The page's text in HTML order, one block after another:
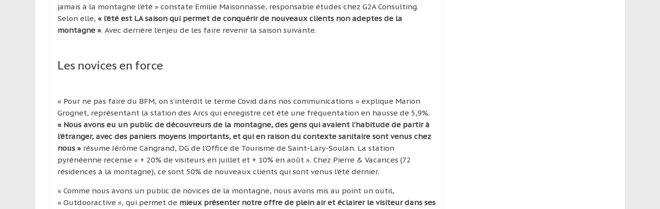
jamais à la montagne l’été » constate Emilie Maisonnasse, responsable études chez G2A Consulting.
Selon elle, « l’été est LA saison qui permet de conquérir de nouveaux clients non adeptes de la
montagne ». Avec derrière l’enjeu de les faire revenir la saison suivante.
Les novices en force
« Pour ne pas faire du BFM, on s’interdit le terme Covid dans nos communications » explique Marion
Grognet, représentant la station des Arcs qui enregistre cet été une fréquentation en hausse de 5,9%.
« Nous avons eu un public de découvreurs de la montagne, des gens qui avaient l’habitude de partir à
l’étranger, avec des paniers moyens importants, et qui en raison du contexte sanitaire sont venus chez
nous » résume Jérôme Cangrand, DG de l’Office de Tourisme de Saint-Lary-Soulan. La station
pyrénéenne recense « + 20% de visiteurs en juillet et + 10% en août ». Chez Pierre & Vacances (72
résidences à la montagne), ce sont 50% de nouveaux clients qui sont venus l’été dernier.
« Comme nous avons un public de novices de la montagne, nous avons mis au point un outil,
« Outdooractive », qui permet de mieux présenter notre offre de plein air et éclairer le visiteur dans ses